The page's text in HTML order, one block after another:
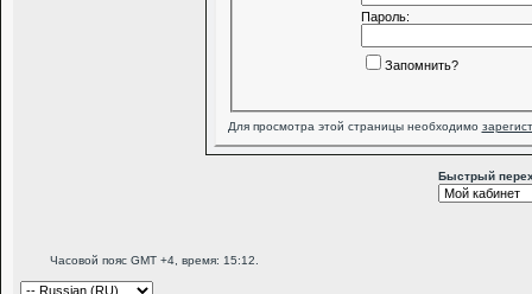
Пароль:
Запомнить?
Для просмотра этой страницы необходимо
Быстрый
Часовой пояс GMT +4, время: 15:12